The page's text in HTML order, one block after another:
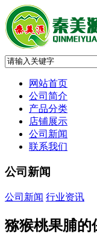
网站首页
公司简介
产品分类
店铺展示
公司新闻
联系我们
公司新闻
公司新闻 行业资讯
猕猴桃果脯的